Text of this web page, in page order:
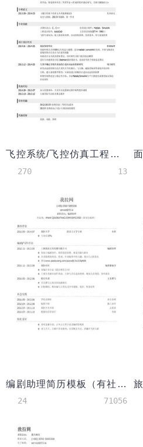
飞控系统/飞控仿真工程师岗位简历模板
270 13
编剧助理简历模板（有社会实践）
24 71056